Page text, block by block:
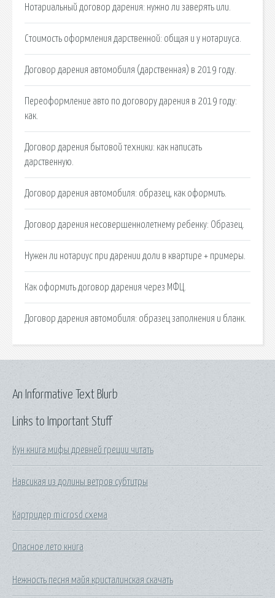
Нотариальный договор дарения: нужно ли заверять или.
Стоимость оформления дарственной: общая и у нотариуса.
Договор дарения автомобиля (дарственная) в 2019 году.
Переоформление авто по договору дарения в 2019 году:
как.
Договор дарения бытовой техники: как написать
дарственную.
Договор дарения автомобиля: образец, как оформить.
Договор дарения несовершеннолетнему ребенку: Образец.
Нужен ли нотариус при дарении доли в квартире + примеры.
Как оформить договор дарения через МФЦ.
Договор дарения автомобиля: образец заполнения и бланк.
Links to Important Stuff
Кун книга мифы древней греции читать
Навсикая из долины ветров субтитры
Картридер microsd схема
Опасное лето книга
Нежность песня майя кристалинская скачать
An Informative Text Blurb